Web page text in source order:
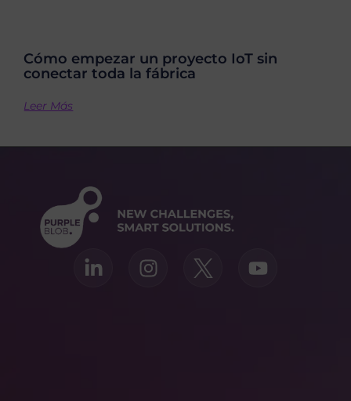
Cómo empezar un proyecto IoT sin
conectar toda la fábrica
Leer Más